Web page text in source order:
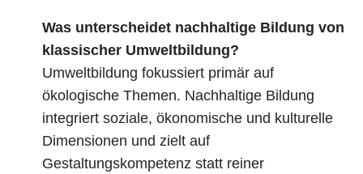
Was unterscheidet nachhaltige Bildung von
klassischer Umweltbildung?
Umweltbildung fokussiert primär auf
ökologische Themen. Nachhaltige Bildung
integriert soziale, ökonomische und kulturelle
Dimensionen und zielt auf
Gestaltungskompetenz statt reiner